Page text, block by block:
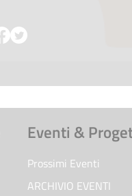
Eventi &
Prossimi Eventi
ARCHIVIO EVENTI